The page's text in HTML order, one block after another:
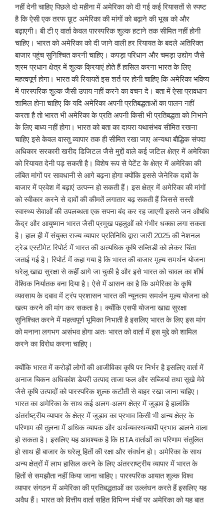
नहीं देनी चाहिए पिछले दो महीना में अमेरिका को दी गई कई रियासतों से स्पष्ट
है कि ऐसी एक तरफ छूट अमेरिका की मांगों को बढ़ाने की भूख को और
बढ़ाएगी। बी टी ए वार्ता केवल पारस्परिक शुल्क हटाने तक सीमित नहीं होनी
चाहिए। भारत को अमेरिका को दी जाने वाली हर रियायत के बदले अतिरिक्त
बाजार पहुंच सुनिश्चित करनी चाहिए। कपड़ा परिधान और चमड़ा उद्योग जैसे
श्रम प्रधान क्षेत्र में शुल्क क्रियाएं होते हैं हासिल करना भारत के लिए
महत्वपूर्ण होगा। भारत की रियायतें इस शर्त पर होनी चाहिए कि अमेरिका भविष्य
में पारस्परिक शुल्क जैसी उपाय नहीं करने का वचन दे। बता में ऐसा प्रावधान
शामिल होना चाहिए कि यदि अमेरिका अपनी प्रतिबद्धताओं का पालन नहीं
करता है तो भारत भी अमेरिका के प्रति अपनी किसी भी प्रतिबद्धता को निभाने
के लिए बाध्य नहीं होगा। भारत को बता का दायरा यथासंभव सीमित रखना
चाहिए इसे केवल वास्तु व्यापार तक ही सीमित रखा जाए अन्यथा बौद्धिक संपदा
अधिकार सरकारी खरीद डिजिटल जैसे मुद्दों वाले कई जटिल क्षेत्र में अमेरिका
को रियायत देनी पड़ सकती है। विशेष रूप से पेटेंट के क्षेत्र में अमेरिका की
लंबित मांगों पर सावधानी से आगे बढ़ना होगा क्योंकि इससे जेनेरिक दावों के
बाजार में प्रवेश में बढ़ाएं उत्पन्न हो सकती हैं। इस क्षेत्र में अमेरिका की मांगों
को स्वीकार करने से दावों की कीमतें लगातार बढ़ सकती हैं जिससे सस्ती
स्वास्थ्य सेवाओं की उपलब्धता एक सपना बंद कर रह जाएगी इससे जन औषधि
केंद्र और आयुष्मान भारत जैसी प्रमुख पहलुओं को गंभीर धक्का लगा सकता
है। हाल ही में संयुक्त राज्य व्यापार प्रतिनिधि द्वारा जारी 2025 की नेशनल
ट्रेड एस्टीमेट रिपोर्ट में भारत की अत्यधिक कृषि सब्सिडी को लेकर चिंता
जताई गई है। रिपोर्ट में कहा गया है कि भारत की बाजार मूल्य समर्थन योजना
घरेलू खाद्य सुरक्षा से कहीं आगे जा चुकी है और इसे भारत को चावल का शीर्ष
वैश्विक निर्यातक बना दिया है। ऐसे में आसन का है कि अमेरिका के कृषि
व्यवसाय के दबाव में ट्रंप प्रशासन भारत की न्यूनतम समर्थन मूल्य योजना को
खत्म करने की मांग कर सकता है। क्योंकि एसपी योजना खाद्य सुरक्षा
सुनिश्चित करने में महत्वपूर्ण भूमिका निभाती है इसलिए भारत के लिए इस मांग
को मनाना लगभग असंभव होगा अतः भारत को वार्ता में इस मुद्दे को शामिल
करने का विरोध करना चाहिए।
क्योंकि भारत में करोड़ों लोगों की आजीविका कृषि पर निर्भर है इसलिए वार्ता में
अनाज चिकन अधिकांश डेयरी उत्पाद ताजा फल और सब्जियां तथा सूखे मेवे
जैसे कृषि उत्पादों को पारस्परिक शुल्क कटौती से बाहर रखा जाना चाहिए।
भारत का अमेरिका के साथ कई अलग-अलग क्षेत्र में जुड़ाव है हालांकि
अंतर्राष्ट्रीय व्यापार के क्षेत्र में जुड़ाव का प्रभाव किसी भी अन्य क्षेत्र के
परिणाम की तुलना में अधिक व्यापक और अर्थव्यवस्थव्यापी प्रभाव डालने वाला
हो सकता है। इसलिए यह आवश्यक है कि BTA वार्ताओं का परिणाम संतुलित
हो साथ ही बाजार के घरेलू हितों की रक्षा और संवर्धन हो। अमेरिका के साथ
अन्य क्षेत्रों में लाभ हासिल करने के लिए अंतरराष्ट्रीय व्यापार में भारत के
हितों से समझौता नहीं किया जाना चाहिए। पारस्परिक आयात शुल्क विश्व
व्यापार संगठन में अमेरिका की प्रतिबद्धताओं का उल्लंघन करते हैं इसलिए यह
अवैध हैं। भारत को वित्तीय वार्ता सहित विभिन्न मंचों पर अमेरिका को यह बात